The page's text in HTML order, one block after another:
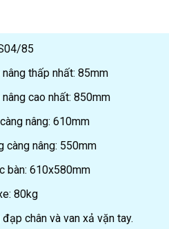
85
nâng thấp nhất: 85mm
nâng cao nhất: 850mm
nâng: 610mm
càng nâng: 550mm
bàn: 610x580mm
80kg
đạp chân và van xả vặn tay.